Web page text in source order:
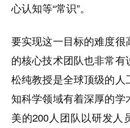
心认知等“常识”。
要实现这一目标的难度很
的核心技术团队也非常有
松纯教授是全球顶级的人
知科学领域有着深厚的学
美的200人团队以研发人